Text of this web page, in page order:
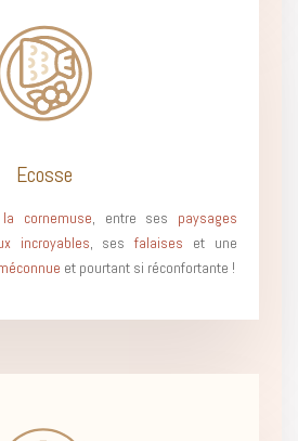
Ecosse
cornemuse, entre ses paysages
incroyables, sesfalaises et une
et pourtant si réconfortante !